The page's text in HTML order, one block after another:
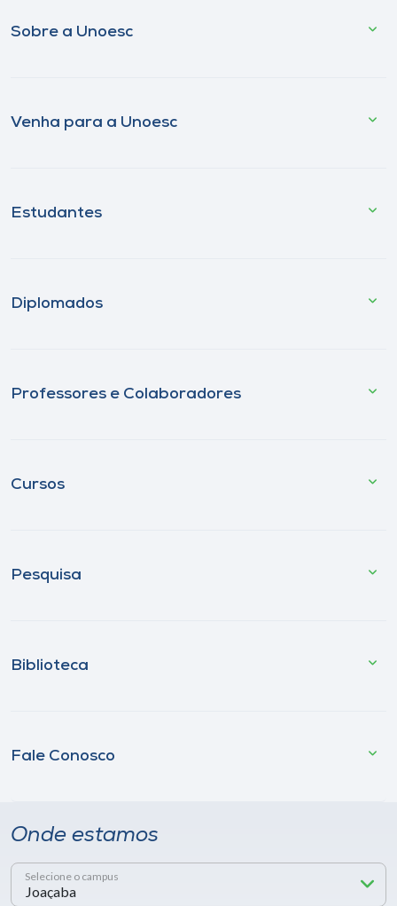
Sobre a Unoesc
Venha para a Unoesc
Estudantes
Diplomados
Professores e Colaboradores
Cursos
Pesquisa
Biblioteca
Fale Conosco
Onde estamos
Selecione o campus